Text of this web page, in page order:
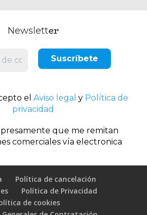
Newsletter
el Aviso legal y Política de
privacidad
que me remitan
comerciales vía electronica
Política de cancelación
Política de Privacidad
de cookies